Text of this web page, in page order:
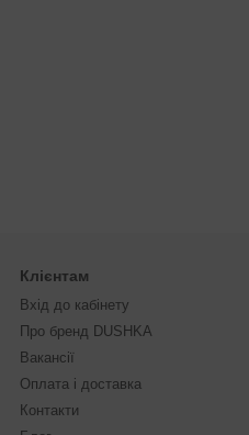
Клієнтам
Вхід до кабінету
Про бренд DUSHKA
Вакансії
Оплата і доставка
Контакти